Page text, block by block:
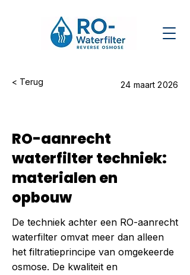
< Terug 24 maart 2026
RO-aanrecht
waterfilter techniek:
materialen en
opbouw
De techniek achter een RO-aanrecht
waterfilter omvat meer dan alleen
het filtratieprincipe van omgekeerde
osmose. De kwaliteit en